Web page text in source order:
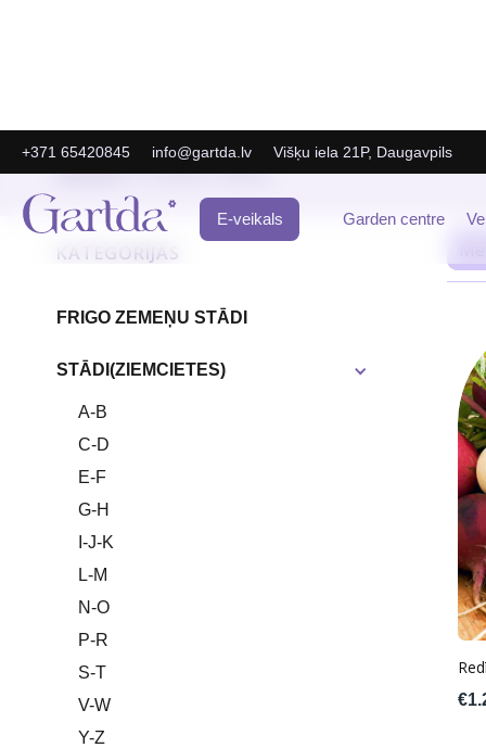
+371 65420845 info@gartda.lv Višķu iela 21P, Daugavpils
E-veikals Garden centre
Gartda/E-Veikals/Sēklas
KATEGORIJAS
FRIGO ZEMEŅU STĀDI
STĀDI(ZIEMCIETES)
A-B
C-D
E-F
G-H
I-J-K
L-M
N-O
P-R
S-T
V-W
Y-Z